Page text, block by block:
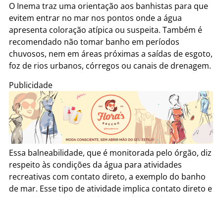
O Inema traz uma orientação aos banhistas para que
evitem entrar no mar nos pontos onde a água
apresenta coloração atípica ou suspeita. Também é
recomendado não tomar banho em períodos
chuvosos, nem em áreas próximas a saídas de esgoto,
foz de rios urbanos, córregos ou canais de drenagem.
Publicidade
Essa balneabilidade, que é monitorada pelo órgão, diz
respeito às condições da água para atividades
recreativas com contato direto, a exemplo do banho
de mar. Esse tipo de atividade implica contato direto e